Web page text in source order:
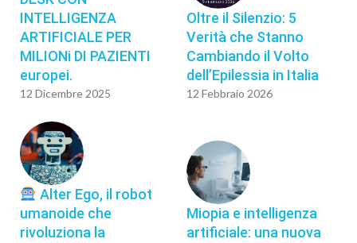
INTELLIGENZA
ARTIFICIALE PER
MILIONi DI PAZIENTI
europei.
12 Dicembre 2025
Oltre il Silenzio: 5
Verità che Stanno
Cambiando il Volto
dell’Epilessia in Italia
12 Febbraio 2026
Alter Ego, il robot
umanoide che
rivoluziona la
Miopia e intelligenza
artificiale: una nuova